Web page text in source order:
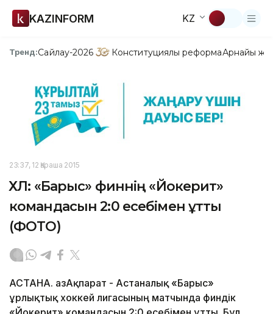
KAZINFORM KZ
Тренд:Сайлау-2026 Конституциялық реформаАрнайы
23:37, 12 Қараша 2015
ҚХЛ: «Барыс» финнің «Йокерит»
командасын 2:0 есебімен ұтты
(ФОТО)
АСТАНА. ҚазАқпарат - Астаналық «Барыс»
Құрлықтық хоккей лигасының матчында финдік